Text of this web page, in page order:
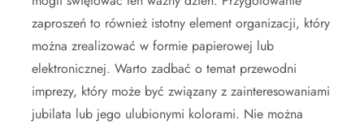
zaproszeń to również istotny element organizacji, który
można zrealizować w formie papierowej lub
elektronicznej. Warto zadbać o temat przewodni
imprezy, który może być związany z zainteresowaniami
jubilata lub jego ulubionymi kolorami. Nie można